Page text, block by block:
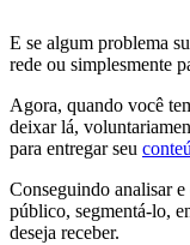
E se algum problema
rede ou simplesmente
Agora, quando você
deixar lá,
para entregar seu
Conseguindo analisar
público, segmentá-lo,
deseja receber.